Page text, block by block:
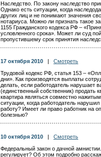
Наследство. По закону наследство
Однако есть ситуации, когда
других лиц и не понимают значения
нотариуса. Можно ли признать такое
1155 Гражданского кодекса РФ –
условленного срока». Может ли суд
пропустившему срок принятия
17 октября 2010
Смотреть
Трудовой кодекс РФ, статья 153 –
дни». Как производятся выплаты
делать, если работодатель
(единственный собственник) продать
квартира являться совместно
ситуации, когда работодатель
работу? Имеет ли право работник на
болезнью?
10 октября 2010
Смотреть
Федеральный закон о дачной
регулирует? Об этом подробно